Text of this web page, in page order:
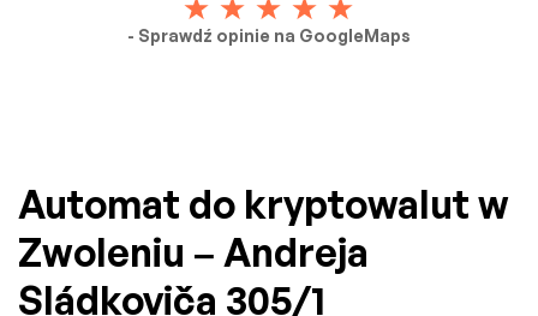
- Sprawdź opinie na GoogleMaps
Automat do kryptowalut w
Zwoleniu – Andreja
Sládkoviča 305/1